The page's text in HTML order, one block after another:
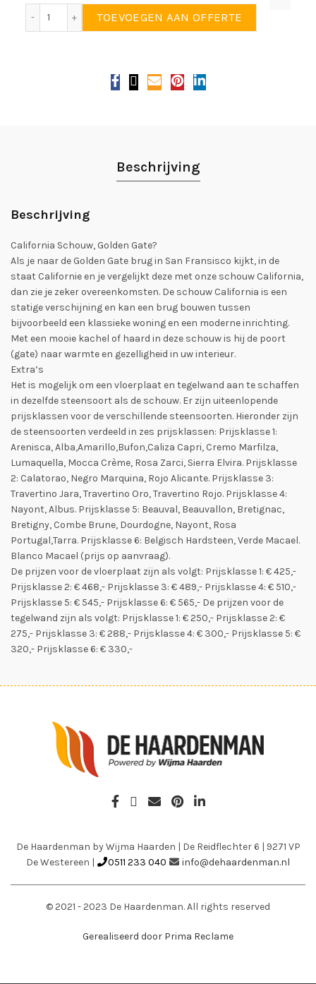
TOEVOEGEN AAN OFFERTE
Beschrijving
Beschrijving
California Schouw, Golden Gate?
Als je naar de Golden Gate brug in San Fransisco kijkt, in de
staat Californie en je vergelijkt deze met onze schouw California,
dan zie je zeker overeenkomsten. De schouw California is een
statige verschijning en kan een brug bouwen tussen
bijvoorbeeld een klassieke woning en een moderne inrichting.
Met een mooie kachel of haard in deze schouw is hij de poort
(gate) naar warmte en gezelligheid in uw interieur.
Extra’s
Het is mogelijk om een vloerplaat en tegelwand aan te schaffen
in dezelfde steensoort als de schouw. Er zijn uiteenlopende
prijsklassen voor de verschillende steensoorten. Hieronder zijn
de steensoorten verdeeld in zes prijsklassen: Prijsklasse 1:
Arenisca, Alba,Amarillo,Bufon,Caliza Capri, Cremo Marfilza,
Lumaquella, Mocca Crème, Rosa Zarci, Sierra Elvira. Prijsklasse
2: Calatorao, Negro Marquina, Rojo Alicante. Prijsklasse 3:
Travertino Jara, Travertino Oro, Travertino Rojo. Prijsklasse 4:
Nayont, Albus. Prijsklasse 5: Beauval, Beauvallon, Bretignac,
Bretigny, Combe Brune, Dourdogne, Nayont, Rosa
Portugal,Tarra. Prijsklasse 6: Belgisch Hardsteen, Verde Macael.
Blanco Macael (prijs op aanvraag).
De prijzen voor de vloerplaat zijn als volgt: Prijsklasse 1: € 425,-
Prijsklasse 2: € 468,- Prijsklasse 3: € 489,- Prijsklasse 4: € 510,-
Prijsklasse 5: € 545,- Prijsklasse 6: € 565,- De prijzen voor de
tegelwand zijn als volgt: Prijsklasse 1: € 250,- Prijsklasse 2: €
275,- Prijsklasse 3: € 288,- Prijsklasse 4: € 300,- Prijsklasse 5: €
320,- Prijsklasse 6: € 330,-
De Haardenman by Wijma Haarden | De Reidflechter 6 | 9271 VP
De Westereen | 0511 233 040 info@dehaardenman.nl
© 2021 - 2023 De Haardenman. All rights reserved
Gerealiseerd door Prima Reclame